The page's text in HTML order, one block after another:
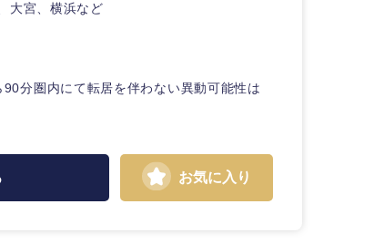
山口県 徳島県
高知県
大宮、横浜など
分圏内にて転居を伴わない異動可能性は
お気に入り